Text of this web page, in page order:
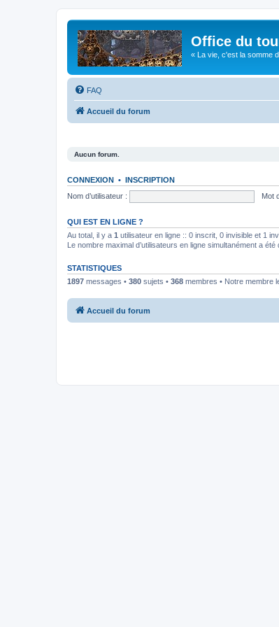
Office du
« La vie, c'est la somme
FAQ
Accueil du forum
Aucun forum.
CONNEXION • INSCRIPTION
Nom d’utilisateur :
Mot
QUI EST EN LIGNE ?
Au total, il y a 1 utilisateur en ligne :: 0 inscrit, 0 invisible et 1
Le nombre maximal d’utilisateurs en ligne simultanément a été
STATISTIQUES
1897 messages • 380 sujets • 368 membres • Notre membre
Accueil du forum